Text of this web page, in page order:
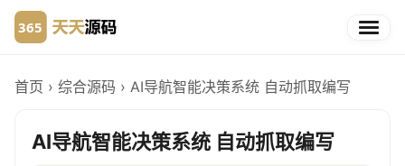
首页 › 综合源码 › AI导航智能决策系统 自动抓取编写
AI导航智能决策系统 自动抓取编写